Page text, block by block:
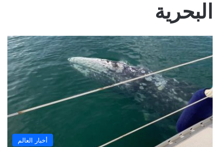
البحرية
أخبار العالم